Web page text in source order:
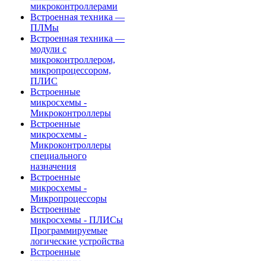
микроконтроллерами
Встроенная техника —
ПЛМы
Встроенная техника —
модули с
микроконтроллером,
микропроцессором,
ПЛИС
Встроенные
микросхемы -
Микроконтроллеры
Встроенные
микросхемы -
Микроконтроллеры
специального
назначения
Встроенные
микросхемы -
Микропроцессоры
Встроенные
микросхемы - ПЛИСы
Программируемые
логические устройства
Встроенные